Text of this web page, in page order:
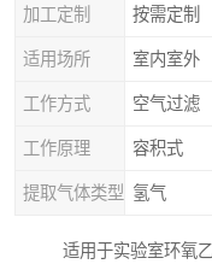
加工定制 按需定制
适用场所 室内室外
工作方式 空气过滤
工作原理 容积式
提取气体类型 氢气
适用于实验室环氧